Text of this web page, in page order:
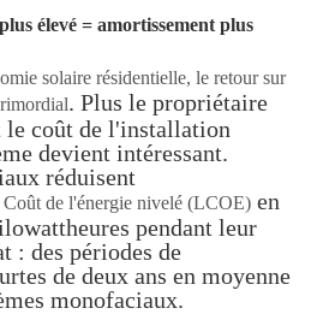
élevé = amortissement plus
solaire résidentielle, le retour sur
. Plus le propriétaire
le coût de l'installation
devient intéressant.
réduisent
Coût de l'énergie nivelé (LCOE) en
pendant leur
: des périodes de
de deux ans en moyenne
monofaciaux.